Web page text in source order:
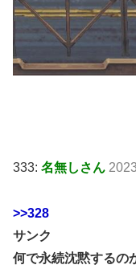
333: 名無しさん
>>328
サンク
何で永続沈黙するの